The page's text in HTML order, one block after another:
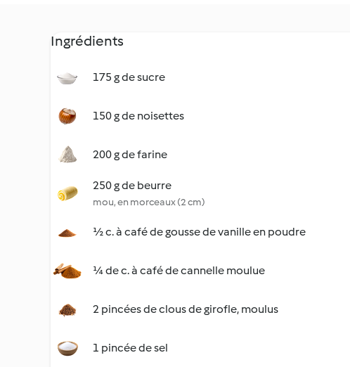
Ingrédients
175 g de sucre
150 g de noisettes
200 g de farine
250 g de beurre
mou, en morceaux (2 cm)
½ c. à café de gousse de vanille en poudre
¼ de c. à café de cannelle moulue
2 pincées de clous de girofle, moulus
1 pincée de sel